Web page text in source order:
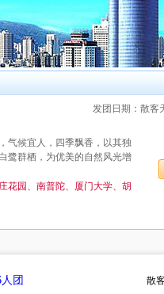
发团日期：散客
气候宜人，四季飘香，以其独
鹭群栖，为优美的自然风光增
花园、南普陀、厦门大学、胡
团 散